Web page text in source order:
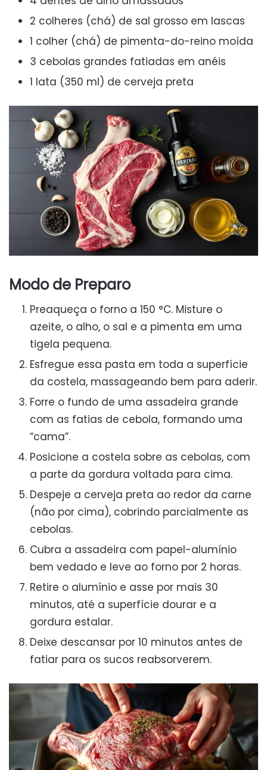
2 colheres (chá) de sal grosso em lascas
1 colher (chá) de pimenta-do-reino moída
3 cebolas grandes fatiadas em anéis
1 lata (350 ml) de cerveja preta
Modo de Preparo
Preaqueça o forno a 150 °C. Misture o
azeite, o alho, o sal e a pimenta em uma
tigela pequena.
Esfregue essa pasta em toda a superfície
da costela, massageando bem para aderir.
Forre o fundo de uma assadeira grande
com as fatias de cebola, formando uma
“cama”.
Posicione a costela sobre as cebolas, com
a parte da gordura voltada para cima.
Despeje a cerveja preta ao redor da carne
(não por cima), cobrindo parcialmente as
cebolas.
Cubra a assadeira com papel-alumínio
bem vedado e leve ao forno por 2 horas.
Retire o alumínio e asse por mais 30
minutos, até a superfície dourar e a
gordura estalar.
Deixe descansar por 10 minutos antes de
fatiar para os sucos reabsorverem.